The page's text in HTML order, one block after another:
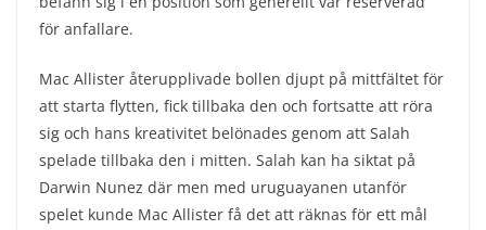
för anfallare.
Mac Allister återupplivade bollen djupt på mittfältet för
att starta flytten, fick tillbaka den och fortsatte att röra
sig och hans kreativitet belönades genom att Salah
spelade tillbaka den i mitten. Salah kan ha siktat på
Darwin Nunez där men med uruguayanen utanför
spelet kunde Mac Allister få det att räknas för ett mål